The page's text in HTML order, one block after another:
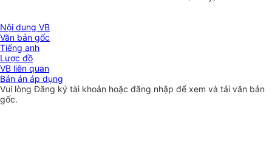
Nội dung VB
Văn bản gốc
Tiếng anh
Lược đồ
VB liên quan
Bản án áp dụng
Vui lòngĐăng ký tài khoản hoặc đăng nhập để xem và tải văn bản
gốc.